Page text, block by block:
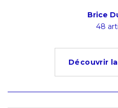
Brice
48
Découvrir